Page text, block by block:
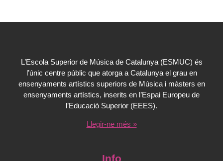
L’Escola Superior de Música de Catalunya (ESMUC) és
l’únic centre públic que atorga a Catalunya el grau en
ensenyaments artístics superiors de Música i màsters en
ensenyaments artístics, inserits en l’Espai Europeu de
l’Educació Superior (EEES).
Llegir-ne més »
Info